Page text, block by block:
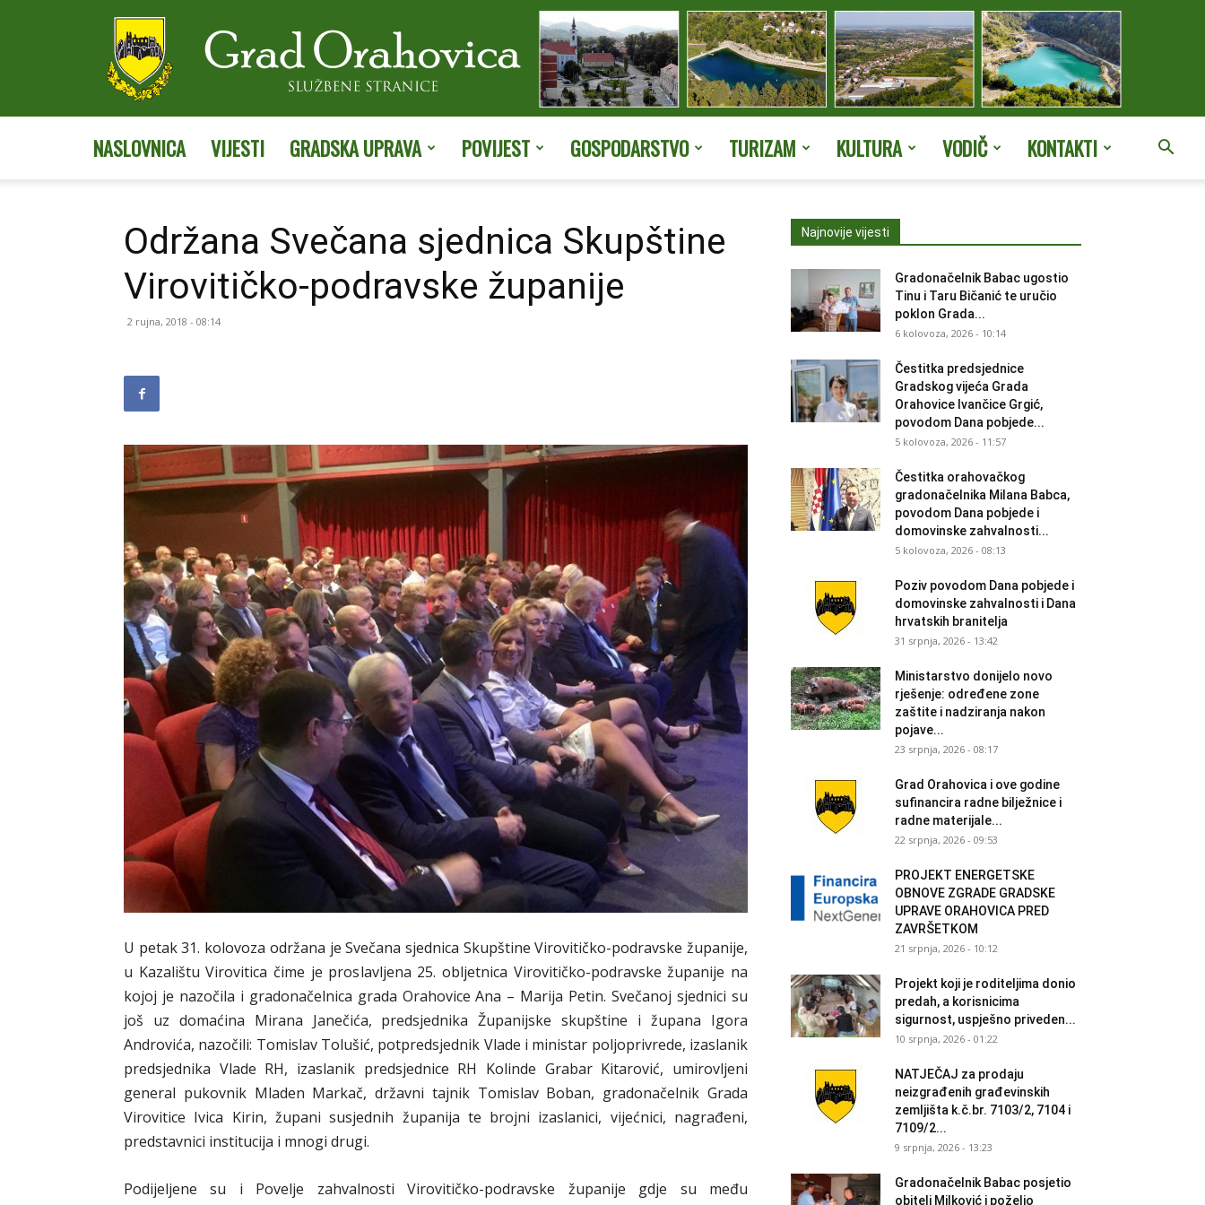
stranice
Orahovice
NASLOVNICA VIJESTI GRADSKA UPRAVA POVIJEST GOSPODARSTVO TURIZAM KULTURA VODIČ KONTAKTI
Održana Svečana sjednica Skupštine
Virovitičko-podravske županije
2 rujna, 2018 - 08:14
U petak 31. kolovoza održana je Svečana sjednica Skupštine Virovitičko-podravske županije,
u Kazalištu Virovitica čime je proslavljena 25. obljetnica Virovitičko-podravske županije na
kojoj je nazočila i gradonačelnica grada Orahovice Ana – Marija Petin. Svečanoj sjednici su
još uz domaćina Mirana Janečića, predsjednika Županijske skupštine i župana Igora
Androvića, nazočili: Tomislav Tolušić, potpredsjednik Vlade i ministar poljoprivrede, izaslanik
predsjednika Vlade RH, izaslanik predsjednice RH Kolinde Grabar Kitarović, umirovljeni
general pukovnik Mladen Markač, državni tajnik Tomislav Boban, gradonačelnik Grada
Virovitice Ivica Kirin, župani susjednih županija te brojni izaslanici, vijećnici, nagrađeni,
predstavnici institucija i mnogi drugi.
Podijeljene su i Povelje zahvalnosti Virovitičko-podravske županije gdje su među
Najnovije vijesti
Gradonačelnik Babac ugostio
Tinu i Taru Bičanić te uručio
poklon Grada...
6 kolovoza, 2026 - 10:14
Čestitka predsjednice
Gradskog vijeća Grada
Orahovice Ivančice Grgić,
povodom Dana pobjede...
5 kolovoza, 2026 - 11:57
Čestitka orahovačkog
gradonačelnika Milana Babca,
povodom Dana pobjede i
domovinske zahvalnosti...
5 kolovoza, 2026 - 08:13
Poziv povodom Dana pobjede i
domovinske zahvalnosti i Dana
hrvatskih branitelja
31 srpnja, 2026 - 13:42
Ministarstvo donijelo novo
rješenje: određene zone
zaštite i nadziranja nakon
pojave...
23 srpnja, 2026 - 08:17
Grad Orahovica i ove godine
sufinancira radne bilježnice i
radne materijale...
22 srpnja, 2026 - 09:53
PROJEKT ENERGETSKE
OBNOVE ZGRADE GRADSKE
UPRAVE ORAHOVICA PRED
ZAVRŠETKOM
21 srpnja, 2026 - 10:12
Projekt koji je roditeljima donio
predah, a korisnicima
sigurnost, uspješno priveden...
10 srpnja, 2026 - 01:22
NATJEČAJ za prodaju
neizgrađenih građevinskih
zemljišta k.č.br. 7103/2, 7104 i
7109/2...
9 srpnja, 2026 - 13:23
Gradonačelnik Babac posjetio
obitelj Milković i poželio